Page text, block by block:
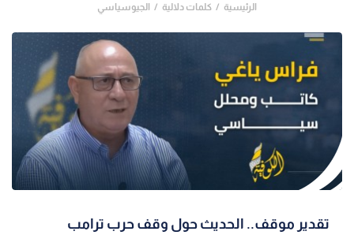
الرئيسية كلمات دلالية الجيوسياسي
تقدير موقف.. الحديث حول وقف حرب ترامب